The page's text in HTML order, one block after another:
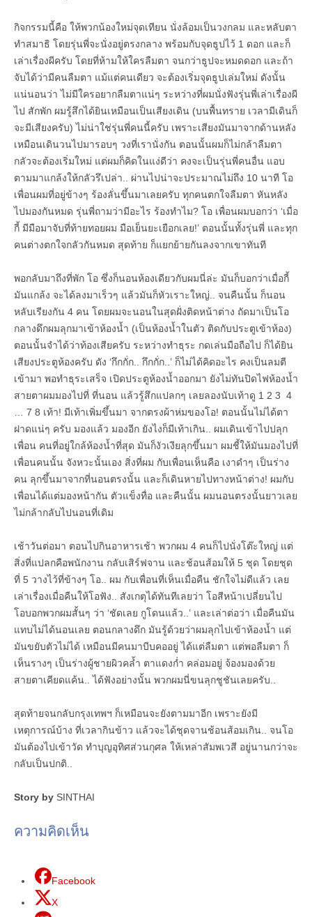
กิจกรรมนี้คือ ให้พวกน้องใหม่จุดเทียน นั่งล้อมเป็นวงกลม และหลับตา
ทำสมาธิ โดยรุ่นพี่จะนั่งอยู่ตรงกลาง พร้อมกับจุดธูปไว้ 1 ดอก และก็
เล่าเรื่องผีครับ โดยที่ห้ามให้ใครลืมตา จนกว่าธูปจะหมดดอก และถ้า
จับได้ว่ามีคนลืมตา แม้แต่คนเดียว จะต้องเริ่มจุดธูปเล่มใหม่ ดังนั้น
แน่นอนว่า ไม่มีใครอยากลืมตาแน่ๆ ระหว่างที่ผมนั่งฟังรุ่นพี่เล่าเรื่องผี
ไป สักพัก ผมรู้สึกได้ยินเหมือนเป็นเสียงเดิน (บนพื้นทราย เวลามีเดินก็
จะมีเสียงครับ) ไม่น่าใช่รุ่นพี่คนนี้ครับ เพราะเสียงมันมาจากด้านหลัง
เหมือนเดินวนไปมารอบๆ วงที่เรานั่งกัน ตอนนั้นผมก็ไม่กล้าลืมตา
กลัวจะต้องเริ่มใหม่ แต่ผมก็คิดในแง่ดีว่า คงจะเป็นรุ่นพี่คนอื่น แอบ
ตามมาแกล้งให้กลัวรึเปล่า.. ผ่านไปน่าจะประมาณไม่ถึง 10 นาที โอ
เพื่อนผมที่อยู่ข้างๆ ร้องลั่นขึ้นมาเลยครับ ทุกคนตกใจลืมตา หันหลัง
ไปมองกันหมด รุ่นพี่ถามว่ามีอะไร ร้องทำไม? โอ เพื่อนผมบอกว่า ‘เมื่อ
กี้ มีมือมาจับที่ท้ายทอยผม มือเย็นยะเยือกเลย!’ ตอนนั้นทั้งรุ่นพี่ และทุก
คนต่างตกใจกลัวกันหมด สุดท้าย ก็แยกย้ายกันลงจากเขาทันที
พอกลับมาถึงที่พัก โอ ซึ่งก็นอนห้องเดียวกับผมนี่ล่ะ มันก็บอกว่าเมื่อกี้
มันแกล้ง จะได้ลงมาเร็วๆ แล้วมันก็หัวเราะใหญ่.. จนคืนนั้น ก็นอน
หลับเรียงกัน 4 คน โดยผมจะนอนในสุดฝั่งติดหน้าต่าง ถัดมาเป็นโอ
กลางดึกผมลุกมาเข้าห้องน้ำ (เป็นห้องน้ำในตัว ติดกับประตูเข้าห้อง)
ตอนนั้นจำได้ว่าท้องเสียครับ ระหว่างทำธุระ กดเล่นมือถือไป ก็ได้ยิน
เสียงประตูห้องครับ ดัง ‘กึกกั่ก.. กึกกั่ก..’ ก็ไม่ได้คิดอะไร คงเป็นลมตี
เข้ามา พอทำธุระเสร็จ เปิดประตูห้องน้ำออกมา ยังไม่ทันปิดไฟห้องน้ำ
สายตาผมมองไปที่ ที่นอน แล้วรู้สึกแปลกๆ เลยลองนับเท้าดู 1 2 3 4
… 7 8 เท้า! มีเท้าเพิ่มขึ้นมา จากตรงผ้าห่มของโอ! ตอนนั้นไม่ได้ตา
ฝาดแน่ๆ ครับ มองแล้ว มองอีก ยังไงก็มีเท้าเกิน.. ผมเดินเข้าไปปลุก
เพื่อน คนที่อยู่ใกล้ห้องน้ำที่สุด มันก็งัวเงียลุกขึ้นมา ผมชี้ให้มันมองไปที่
เพื่อนคนนั้น จังหวะนั้นเอง สิ่งที่ผม กับเพื่อนเห็นคือ เงาดำๆ เป็นร่าง
คน ลุกขึ้นมาจากที่นอนตรงนั้น และก็เดินหายไปทางหน้าต่าง! ผมกับ
เพื่อนได้แต่มองหน้ากัน ตัวแข็งทื่อ และคืนนั้น ผมนอนตรงนั้นยาวเลย
ไม่กล้ากลับไปนอนที่เดิม
เช้าวันต่อมา ตอนไปกินอาหารเช้า พวกผม 4 คนก็ไปนั่งโต๊ะใหญ่ แต่
สิ่งที่แปลกคือพนักงาน กลับเสิร์ฟจาน และช้อนส้อมให้ 5 ชุด โดยชุด
ที่ 5 วางไว้ที่ข้างๆ โอ.. ผม กับเพื่อนที่เห็นเมื่อคืน ชักใจไม่ดีแล้ว เลย
เล่าเรื่องเมื่อคืนให้โอฟัง.. สังเกตุได้ทันทีเลยว่า โอสีหน้าเปลี่ยนไป
โอบอกพวกผมสั้นๆ ว่า ‘ชัดเลย กูโดนแล้ว..’ และเล่าต่อว่า เมื่อคืนมัน
แทบไม่ได้นอนเลย ตอนกลางดึก มันรู้ด้วยว่าผมลุกไปเข้าห้องน้ำ แต่
มันขยับตัวไม่ได้ เหมือนมีคนมาบีบคออยู่ ได้แต่ลืมตา แต่พอลืมตา ก็
เห็นรางๆ เป็นร่างผู้ชายผิวคล้ำ ตาแดงก่ำ คล่อมอยู่ จ้องมองด้วย
สายตาเคียดแค้น.. ได้ฟังอย่างนั้น พวกผมนี่ขนลุกชูชันเลยครับ..
สุดท้ายจนกลับกรุงเทพฯ ก็เหมือนจะยังตามมาอีก เพราะยังมี
เหตุการณ์บ้าง ที่เวลากินข้าว แล้วจะได้ชุดจานช้อนส้อมเกิน.. จนโอ
มันต้องไปเข้าวัด ทำบุญอุทิศส่วนกุศล ให้เหล่าสัมพเวสี อยู่นานกว่าจะ
กลับเป็นปกติ..
Story by SINTHAI
ความคิดเห็น
Facebook
X